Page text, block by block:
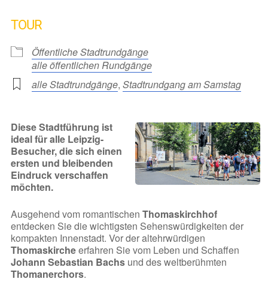
TOUR
Öffentliche Stadtrundgänge
alle öffentlichen Rundgänge
alle Stadtrundgänge, Stadtrundgang am Samstag
Diese Stadtführung ist
ideal für alle Leipzig-
Besucher, die sich einen
ersten und bleibenden
Eindruck verschaffen
möchten.
Ausgehend vom romantischen Thomaskirchhof
entdecken Sie die wichtigsten Sehenswürdigkeiten der
kompakten Innenstadt. Vor der altehrwürdigen
Thomaskircheerfahren Sie vom Leben und Schaffen
Johann Sebastian Bachsund des weltberühmten
Thomanerchors.